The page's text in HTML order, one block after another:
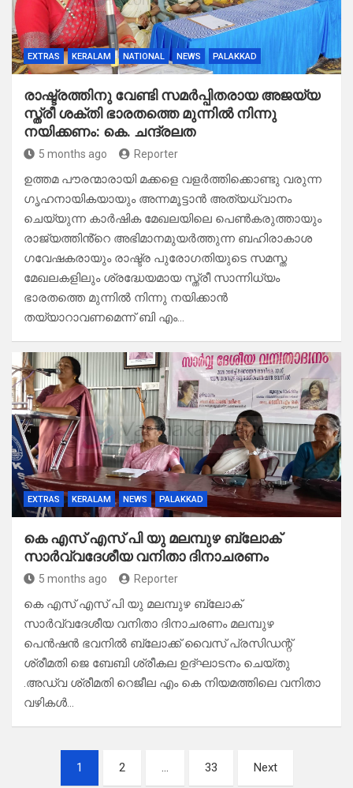
EXTRAS KERALAM NATIONAL NEWS PALAKKAD
രാഷ്ട്രത്തിനു വേണ്ടി സമർപ്പിതരായ അജയ്യ
സ്ത്രീ ശക്തി ഭാരതത്തെ മുന്നിൽ നിന്നു
നയിക്കണം: കെ. ചന്ദ്രലത
5 months ago Reporter
ഉത്തമ പൗരന്മാരായി മക്കളെ വളർത്തിക്കൊണ്ടു വരുന്ന
ഗൃഹനായികയായും അന്നമൂട്ടാൻ അത്യധ്വാനം
ചെയ്യുന്ന കാർഷിക മേഖലയിലെ പെൺകരുത്തായും
രാജ്യത്തിൻ്റെ അഭിമാനമുയർത്തുന്ന ബഹിരാകാശ
ഗവേഷകരായും രാഷ്ട്ര പുരോഗതിയുടെ സമസ്ത
മേഖലകളിലും ശ്രദ്ധേയമായ സ്ത്രീ സാന്നിധ്യം
ഭാരതത്തെ മുന്നിൽ നിന്നു നയിക്കാൻ
തയ്യാറാവണമെന്ന് ബി എം…
EXTRAS KERALAM NEWS PALAKKAD
കെ എസ് എസ് പി യു മലമ്പുഴ ബ്ലോക്
സാർവ്വദേശീയ വനിതാ ദിനാചരണം
5 months ago Reporter
കെ എസ് എസ് പി യു മലമ്പുഴ ബ്ലോക്
സാർവ്വദേശീയ വനിതാ ദിനാചരണം മലമ്പുഴ
പെൻഷൻ ഭവനിൽ ബ്ലോക്ക് വൈസ് പ്രസിഡന്റ്
ശ്രീമതി ജെ ബേബി ശ്രീകല ഉദ്ഘാടനം ചെയ്തു
.അഡ്വ ശ്രീമതി റെജീല എം കെ നിയമത്തിലെ വനിതാ
വഴികൾ…
1 2 … 33 Next